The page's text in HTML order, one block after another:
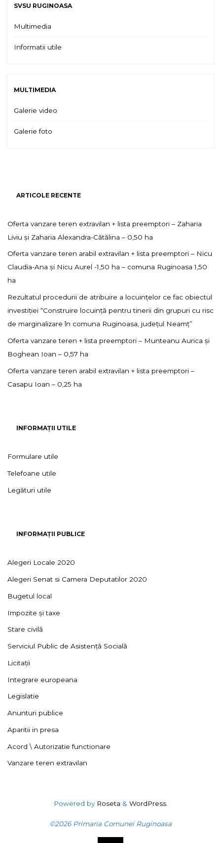
SVSU RUGINOASA
Multimedia
Informatii utile
MULTIMEDIA
Galerie video
Galerie foto
ARTICOLE RECENTE
Oferta vanzare teren extravilan + lista preemptori – Zaharia
Liviu și Zaharia Alexandra-Cătălina – 0,50 ha
Oferta vanzare teren arabil extravilan + lista preemptori – Nicu
Claudia-Ana și Nicu Aurel -1,50 ha – comuna Ruginoasa 1,50
ha
Rezultatul procedurii de atribuire a locuințelor ce fac obiectul
investiției “Construire locuință pentru tinerii din grupuri cu risc
de marginalizare în comuna Ruginoasa, județul Neamț”
Oferta vanzare teren + lista preemptori – Munteanu Aurica și
Boghean Ioan – 0,57 ha
Oferta vanzare teren arabil extravilan + lista preemptori –
Casapu Ioan – 0,25 ha
INFORMAȚII UTILE
Formulare utile
Telefoane utile
Legături utile
INFORMAȚII PUBLICE
Alegeri Locale 2020
Alegeri Senat si Camera Deputatilor 2020
Bugetul local
Impozite și taxe
Stare civilă
Serviciul Public de Asistență Socială
Licitații
Integrare europeana
Legislatie
Anunturi publice
Aparitii in presa
Acord \ Autorizatie functionare
Vanzare teren extravilan
Powered byRoseta & WordPress.
©2026 Primaria Comunei Ruginoasa